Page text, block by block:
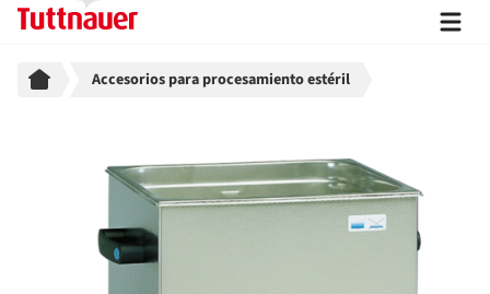
BreadcrumbAccesorios para procesamiento estéril